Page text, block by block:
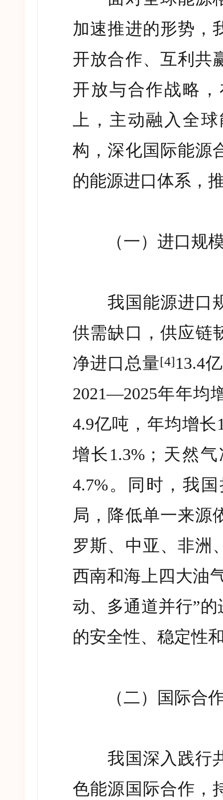
加速推进的形势，
开放合作、互利共
开放与合作战略
上，主动融入全
构，深化国际能源
的能源进口体系，
（一）进口规模
我国能源进口规
供需缺口，供应链
净进口总量[4]13.4
2021—2025年年均
4.9亿吨，年均增长
增长 1.3% ；天然
4.7%。同时，我
局，降低单一来源
罗斯、中亚、非洲
西南和海上四大油
动、多通道并行”的
的安全性、稳定性
（二）国际合作
我国深入践行共
色能源国际合作，